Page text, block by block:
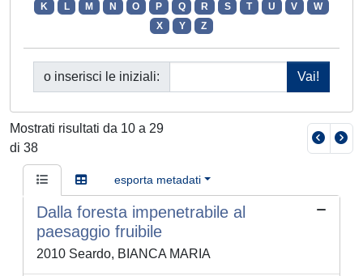
K
L M N O P Q R S T U V
W
X
Y Z
o inserisci le iniziali:
Mostrati risultati da 10 a 29
di 38
esporta metadati
Dalla foresta impenetrabile al
paesaggio fruibile
2010 Seardo, BIANCA MARIA